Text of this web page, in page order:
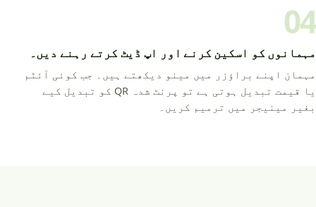
04
مہمانوں کو اسکین کرنے اور اپ ڈیٹ کرتے رہنے دیں۔
مہمان اپنے براؤزر میں مینو دیکھتے ہیں۔ جب کوئی آئٹم
یا قیمت تبدیل ہوتی ہے تو پرنٹ شدہ QR کو تبدیل کیے
بغیر مینیجر میں ترمیم کریں۔